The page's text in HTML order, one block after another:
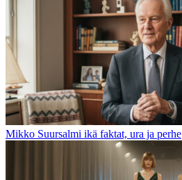
Mikko Suursalmi ikä faktat, ura ja perhe